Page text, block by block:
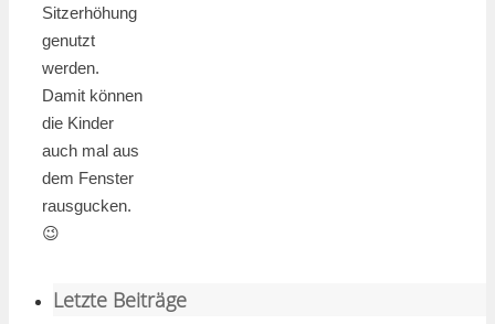
Sitzerhöhung
genutzt
werden.
Damit können
die Kinder
auch mal aus
dem Fenster
rausgucken.
😉
Letzte Beiträge